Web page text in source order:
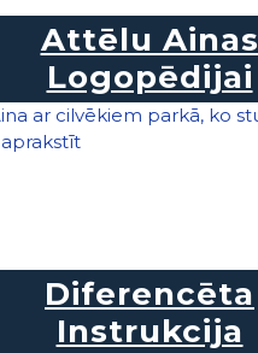
Attēlu Ainas
Logopēdijai
Diferencēta
Instrukcija